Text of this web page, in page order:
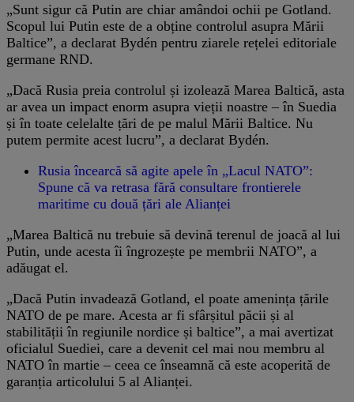
„Sunt sigur că Putin are chiar amândoi ochii pe Gotland.
Scopul lui Putin este de a obține controlul asupra Mării
Baltice”, a declarat Bydén pentru ziarele rețelei editoriale
germane RND.
„Dacă Rusia preia controlul și izolează Marea Baltică, asta
ar avea un impact enorm asupra vieții noastre – în Suedia
și în toate celelalte țări de pe malul Mării Baltice. Nu
putem permite acest lucru”, a declarat Bydén.
Rusia încearcă să agite apele în „Lacul NATO”:
Spune că va retrasa fără consultare frontierele
maritime cu două țări ale Alianței
„Marea Baltică nu trebuie să devină terenul de joacă al lui
Putin, unde acesta îi îngrozește pe membrii NATO”, a
adăugat el.
„Dacă Putin invadează Gotland, el poate amenința țările
NATO de pe mare. Acesta ar fi sfârșitul păcii și al
stabilității în regiunile nordice și baltice”, a mai avertizat
oficialul Suediei, care a devenit cel mai nou membru al
NATO în martie – ceea ce înseamnă că este acoperită de
garanția articolului 5 al Alianței.